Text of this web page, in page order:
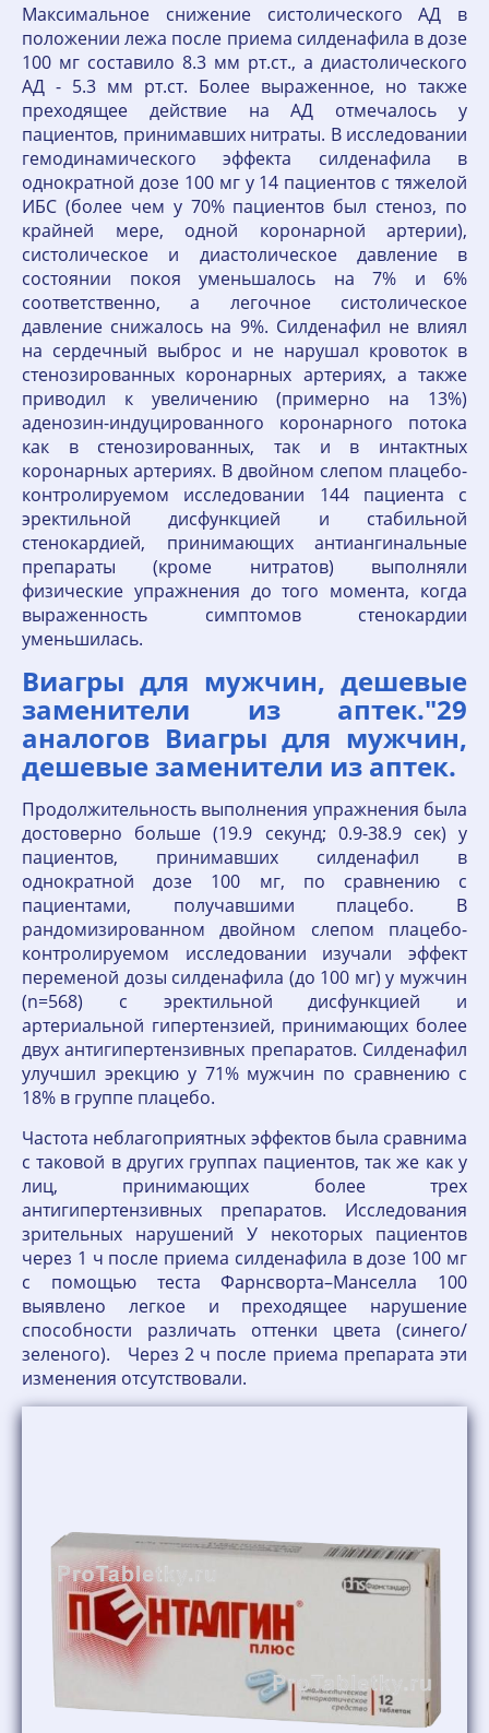
Максимальное снижение систолического АД в
положении лежа после приема силденафила в дозе
100 мг составило 8.3 мм рт.ст., а диастолического
АД - 5.3 мм рт.ст. Более выраженное, но также
преходящее действие на АД отмечалось у
пациентов, принимавших нитраты. В исследовании
гемодинамического эффекта силденафила в
однократной дозе 100 мг у 14 пациентов с тяжелой
ИБС (более чем у 70% пациентов был стеноз, по
крайней мере, одной коронарной артерии),
систолическое и диастолическое давление в
состоянии покоя уменьшалось на 7% и 6%
соответственно, а легочное систолическое
давление снижалось на 9%. Силденафил не влиял
на сердечный выброс и не нарушал кровоток в
стенозированных коронарных артериях, а также
приводил к увеличению (примерно на 13%)
аденозин-индуцированного коронарного потока
как в стенозированных, так и в интактных
коронарных артериях. В двойном слепом плацебо-
контролируемом исследовании 144 пациента с
эректильной дисфункцией и стабильной
стенокардией, принимающих антиангинальные
препараты (кроме нитратов) выполняли
физические упражнения до того момента, когда
выраженность симптомов стенокардии
уменьшилась.
Виагры для мужчин, дешевые
заменители из аптек."29
аналогов Виагры для мужчин,
дешевые заменители из аптек.
Продолжительность выполнения упражнения была
достоверно больше (19.9 секунд; 0.9-38.9 сек) у
пациентов, принимавших силденафил в
однократной дозе 100 мг, по сравнению с
пациентами, получавшими плацебо. В
рандомизированном двойном слепом плацебо-
контролируемом исследовании изучали эффект
переменой дозы силденафила (до 100 мг) у мужчин
(n=568) с эректильной дисфункцией и
артериальной гипертензией, принимающих более
двух антигипертензивных препаратов. Силденафил
улучшил эрекцию у 71% мужчин по сравнению с
18% в группе плацебо.
Частота неблагоприятных эффектов была сравнима
с таковой в других группах пациентов, так же как у
лиц, принимающих более трех
антигипертензивных препаратов. Исследования
зрительных нарушений У некоторых пациентов
через 1 ч после приема силденафила в дозе 100 мг
с помощью теста Фарнсворта–Манселла 100
выявлено легкое и преходящее нарушение
способности различать оттенки цвета (синего/
зеленого). Через 2 ч после приема препарата эти
изменения отсутствовали.